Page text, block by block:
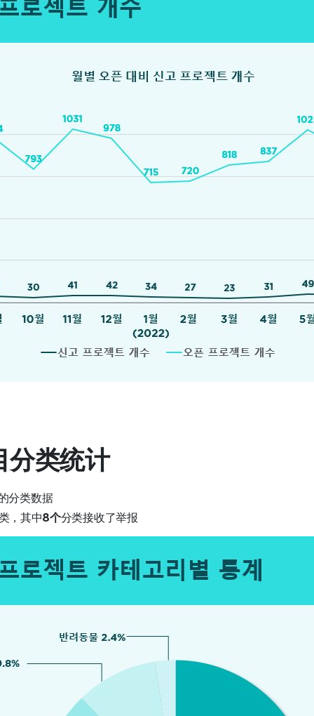
分类统计
分类数据
，其中8个分类接收了举报